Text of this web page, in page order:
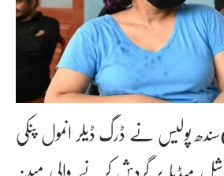
پولیس نے ڈرگ ڈیلر انمول پنکی